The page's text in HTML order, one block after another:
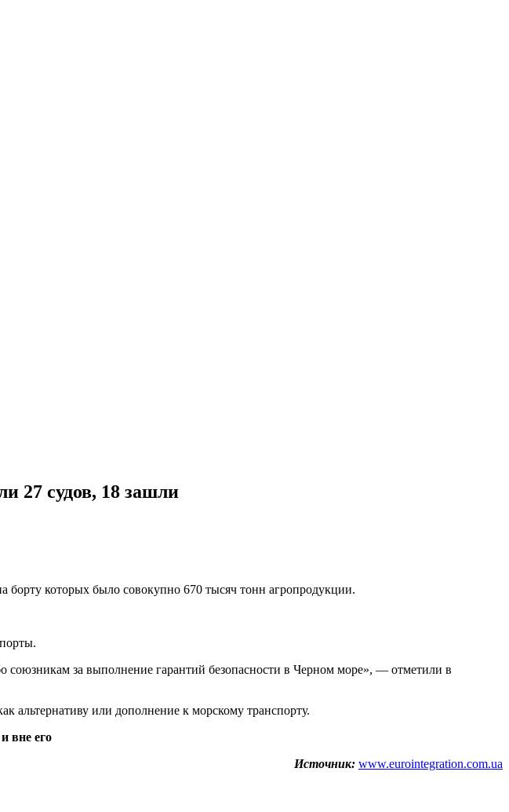
27 судов, 18 зашли
борту которых было совокупно 670 тысяч тонн агропродукции.
союзникам за выполнение гарантий безопасности в Черном море», — отметили в
альтернативу или дополнение к морскому транспорту.
вне его
Источник: www.eurointegration.com.ua